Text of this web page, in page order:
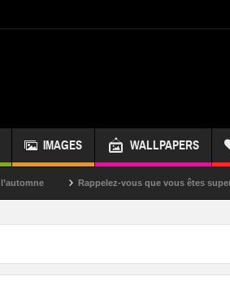
IMAGES WALLPAPERS
Rappelez-vous que vous êtes super !